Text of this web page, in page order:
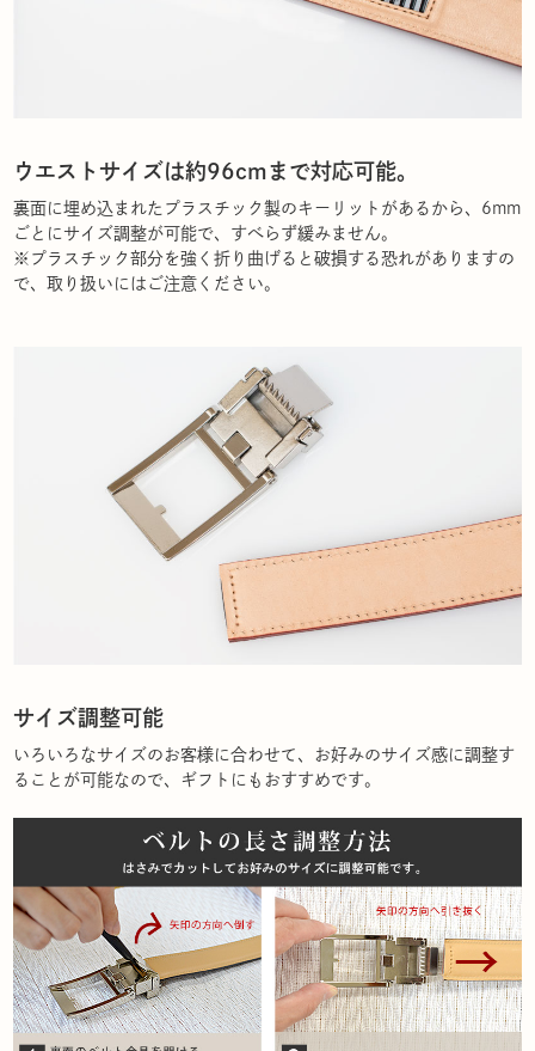
ウエストサイズは約96cmまで対応可能。
裏面に埋め込まれたプラスチック製のキーリットがあるから、6mm
ごとにサイズ調整が可能で、すべらず緩みません。
※プラスチック部分を強く折り曲げると破損する恐れがありますの
で、取り扱いにはご注意ください。
サイズ調整可能
いろいろなサイズのお客様に合わせて、お好みのサイズ感に調整す
ることが可能なので、ギフトにもおすすめです。